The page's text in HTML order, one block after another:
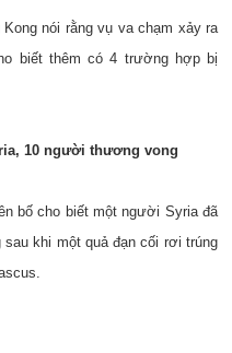
nói rằng vụ va chạm xảy ra
biết thêm có 4 trường hợp bị
10 người thương vong
bố cho biết một người Syria đã
khi một quả đạn cối rơi trúng